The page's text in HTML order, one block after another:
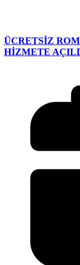
ÜCRETSİZ
HİZMETE